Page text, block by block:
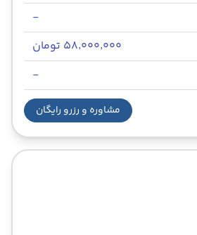
-
۵۸٬۰۰۰٬۰۰۰ تومان
-
مشاوره و رزرو رایگان